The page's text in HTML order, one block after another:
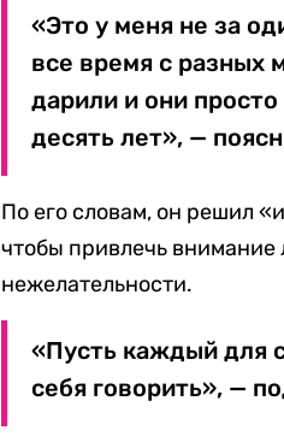
«Это у меня не за
все время с разных
дарили и они
десять лет», —
По его словам, он решил
чтобы привлечь
нежелательности.
«Пусть каждый для
себя говорить», —